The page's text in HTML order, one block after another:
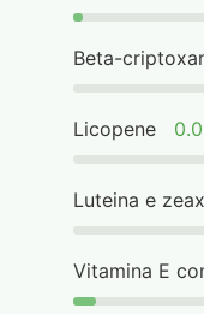
Beta-
Licopene
Luteina e
Vitamina E